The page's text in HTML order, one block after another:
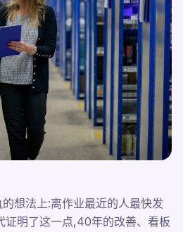
想法上:离作业最近的人最快发
证明了这一点,40年的改善、看板